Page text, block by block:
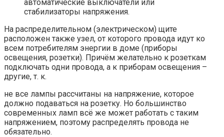
автоматические выключатели или
стабилизаторы напряжения.
На распределительном (электрическом) щите
расположен также узел, от которого провода идут ко
всем потребителям энергии в доме (приборы
освещения, розетки). Причём желательно к розеткам
подключать одни провода, а к приборам освещения –
другие, т. к.
не все лампы рассчитаны на напряжение, которое
должно подаваться на розетку. Но большинство
современных ламп всё же может работать с таким
напряжением, поэтому распределять провода не
обязательно.